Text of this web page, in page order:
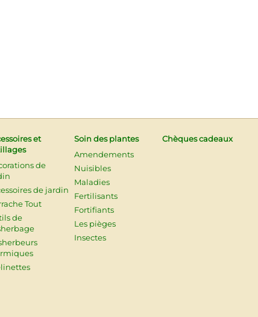
et
de
de jardin
Tout
de
Soin des plantes
Amendements
Nuisibles
Maladies
Fertilisants
Fortifiants
Les pièges
Insectes
Chèques cadeaux